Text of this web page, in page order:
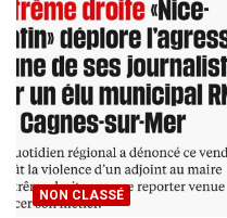
NON CLASSÉ